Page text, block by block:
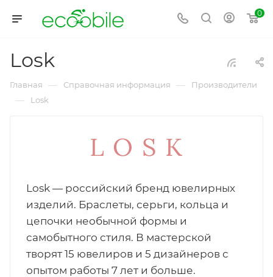
0
Losk
Главная — Справочная информация — Производители
— Losk
Losk — российский бренд ювелирных
изделий. Браслеты, серьги, кольца и
цепочки необычной формы и
самобытного стиля. В мастерской
творят 15 ювелиров и 5 дизайнеров с
опытом работы 7 лет и больше.